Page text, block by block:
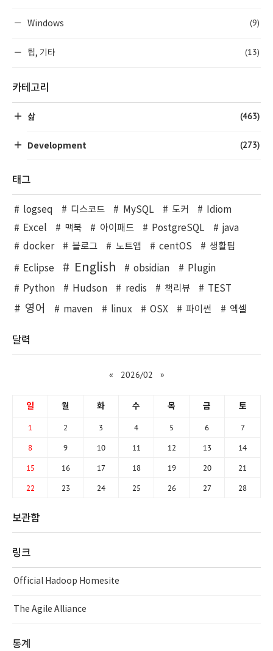
Windows (9)
팁, 기타 (13)
카테고리
삶 (463)
Development (273)
태그
logseq 디스코드 MySQL 도커
Idiom
Excel
맥북 아이패드 PostgreSQL
java
docker
블로그 노트앱 centOS 생활팁
Eclipse English obsidian
Plugin
Python
Hudson redis 책리뷰 TEST
영어 maven linux OSX 파이썬 엑셀
달력
« 2026/02 »
일 월 화 수 목 금 토
1 2 3 4 5 6 7
8 9 10 11 12 13 14
15 16 17 18 19 20 21
22 23 24 25 26 27 28
보관함
링크
Official Hadoop Homesite
The Agile Alliance
통계